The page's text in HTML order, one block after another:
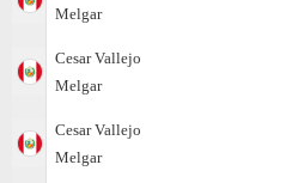
Melgar
Cesar Vallejo
Melgar
Cesar Vallejo
Melgar